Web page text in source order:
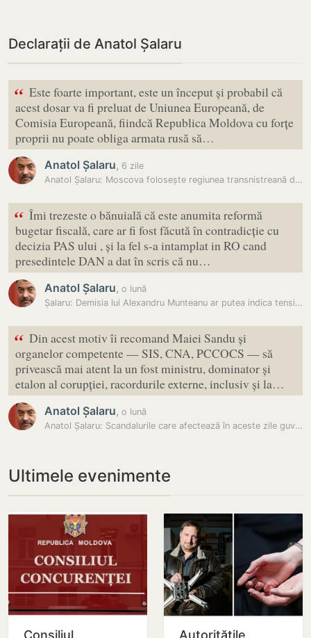
Declarații de Anatol Șalaru
“ Este foarte important, este un început și probabil că
acest dosar va fi preluat de Uniunea Europeană, de
Comisia Europeană, fiindcă Republica Moldova cu forțe
proprii nu poate obliga armata rusă să…
Anatol Șalaru, 6 zile
Anatol Șalaru: Moscova folosește regiunea transnistreană drept…
“ Îmi trezeste o bănuială că este anumita reformă
bugetar fiscală, care ar fi fost făcută în contradicție cu
decizia PAS ului , și la fel s-a intamplat in RO cand
presedintele DAN a dat în scris că nu…
Anatol Șalaru, o lună
Șalaru: Demisia lui Alexandru Munteanu ar putea indica tensiuni
“ Din acest motiv îi recomand Maiei Sandu și
organelor competente — SIS, CNA, PCCOCS — să
privească mai atent la un fost ministru, dominator și
etalon al corupției, racordurile externe, inclusiv și la…
Anatol Șalaru, o lună
Anatol Șalaru: Scandalurile care afectează în aceste zile guvernarea…
Ultimele evenimente
Consiliul
Autoritățile